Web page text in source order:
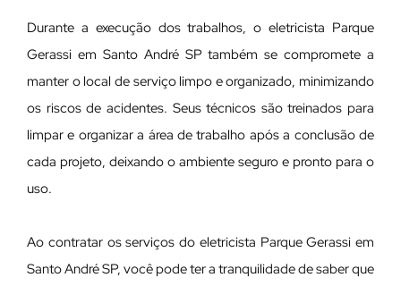
Durante a execução dos trabalhos, o eletricista Parque
Gerassi em Santo André SP também se compromete a
manter o local de serviço limpo e organizado, minimizando
os riscos de acidentes. Seus técnicos são treinados para
limpar e organizar a área de trabalho após a conclusão de
cada projeto, deixando o ambiente seguro e pronto para o
uso.
Ao contratar os serviços do eletricista Parque Gerassi em
Santo André SP, você pode ter a tranquilidade de saber que